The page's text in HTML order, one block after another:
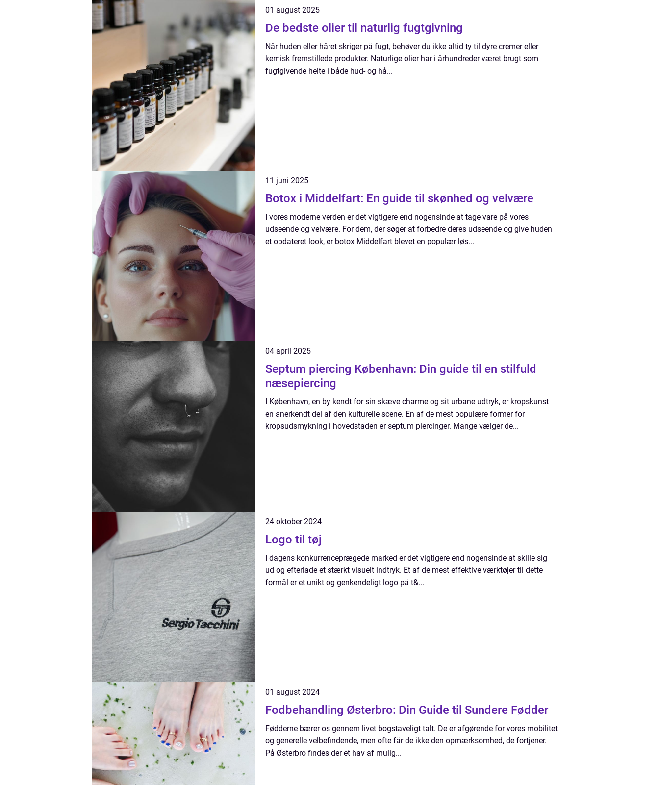
01 august 2025
De bedste olier til naturlig fugtgivning
Når huden eller håret skriger på fugt, behøver du ikke altid ty til dyre cremer eller
kemisk fremstillede produkter. Naturlige olier har i århundreder været brugt som
fugtgivende helte i både hud- og hå...
11 juni 2025
Botox i Middelfart: En guide til skønhed og velvære
I vores moderne verden er det vigtigere end nogensinde at tage vare på vores
udseende og velvære. For dem, der søger at forbedre deres udseende og give huden
et opdateret look, er botox Middelfart blevet en populær løs...
04 april 2025
Septum piercing København: Din guide til en stilfuld
næsepiercing
I København, en by kendt for sin skæve charme og sit urbane udtryk, er kropskunst
en anerkendt del af den kulturelle scene. En af de mest populære former for
kropsudsmykning i hovedstaden er septum piercinger. Mange vælger de...
24 oktober 2024
Logo til tøj
I dagens konkurrenceprægede marked er det vigtigere end nogensinde at skille sig
ud og efterlade et stærkt visuelt indtryk. Et af de mest effektive værktøjer til dette
formål er et unikt og genkendeligt logo på t&...
01 august 2024
Fodbehandling Østerbro: Din Guide til Sundere Fødder
Fødderne bærer os gennem livet bogstaveligt talt. De er afgørende for vores mobilitet
og generelle velbefindende, men ofte får de ikke den opmærksomhed, de fortjener.
På Østerbro findes der et hav af mulig...